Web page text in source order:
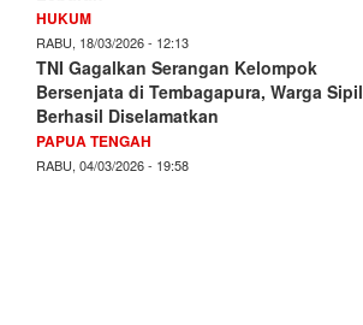
HUKUM
RABU, 18/03/2026 - 12:13
TNI Gagalkan Serangan Kelompok
Bersenjata di Tembagapura, Warga Sipil
Berhasil Diselamatkan
PAPUA TENGAH
RABU, 04/03/2026 - 19:58